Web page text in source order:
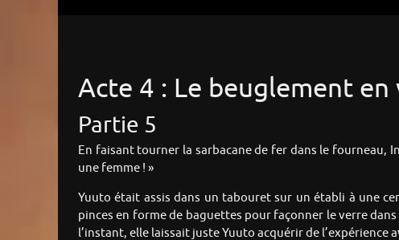
Acte 4 : Le beuglement en
Partie 5
En faisant tourner la sarbacane de fer dans le fourneau,
une femme ! »
Yuuto était assis dans un tabouret sur un établi à une
pinces en forme de baguettes pour façonner le verre
l’instant, elle laissait juste Yuuto acquérir de l’expérience